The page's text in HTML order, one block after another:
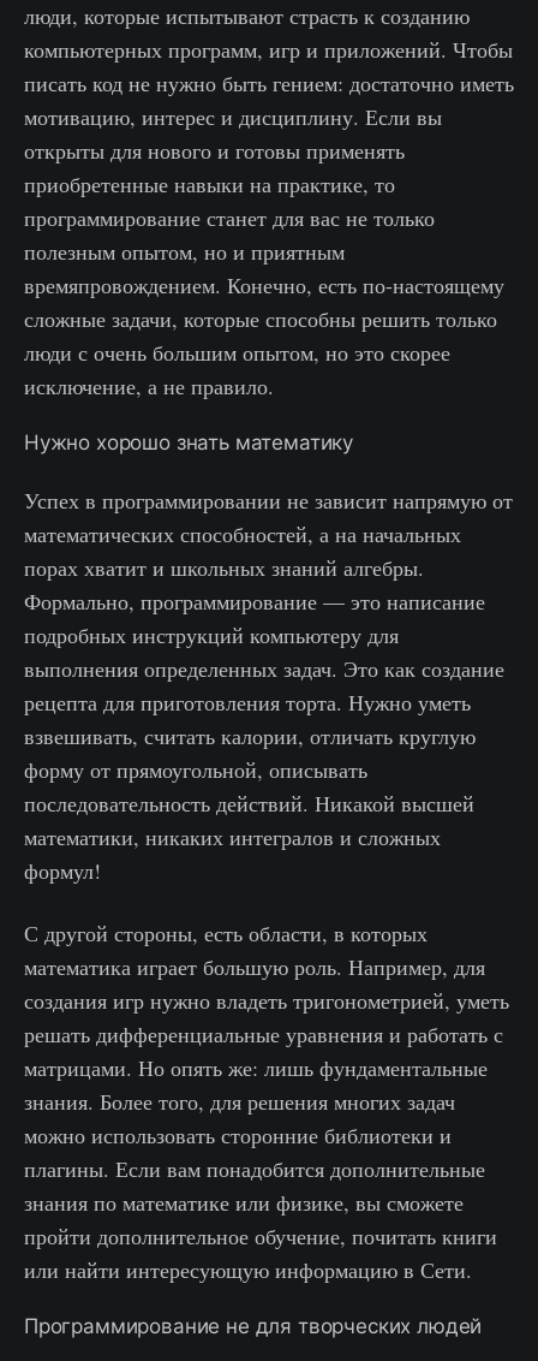
люди, которые испытывают страсть к созданию
компьютерных программ, игр и приложений. Чтобы
писать код не нужно быть гением: достаточно иметь
мотивацию, интерес и дисциплину. Если вы
открыты для нового и готовы применять
приобретенные навыки на практике, то
программирование станет для вас не только
полезным опытом, но и приятным
времяпровождением. Конечно, есть по-настоящему
сложные задачи, которые способны решить только
люди с очень большим опытом, но это скорее
исключение, а не правило.
Нужно хорошо знать математику
Успех в программировании не зависит напрямую от
математических способностей, а на начальных
порах хватит и школьных знаний алгебры.
Формально, программирование — это написание
подробных инструкций компьютеру для
выполнения определенных задач. Это как создание
рецепта для приготовления торта. Нужно уметь
взвешивать, считать калории, отличать круглую
форму от прямоугольной, описывать
последовательность действий. Никакой высшей
математики, никаких интегралов и сложных
формул!
С другой стороны, есть области, в которых
математика играет большую роль. Например, для
создания игр нужно владеть тригонометрией, уметь
решать дифференциальные уравнения и работать с
матрицами. Но опять же: лишь фундаментальные
знания. Более того, для решения многих задач
можно использовать сторонние библиотеки и
плагины. Если вам понадобится дополнительные
знания по математике или физике, вы сможете
пройти дополнительное обучение, почитать книги
или найти интересующую информацию в Сети.
Программирование не для творческих людей